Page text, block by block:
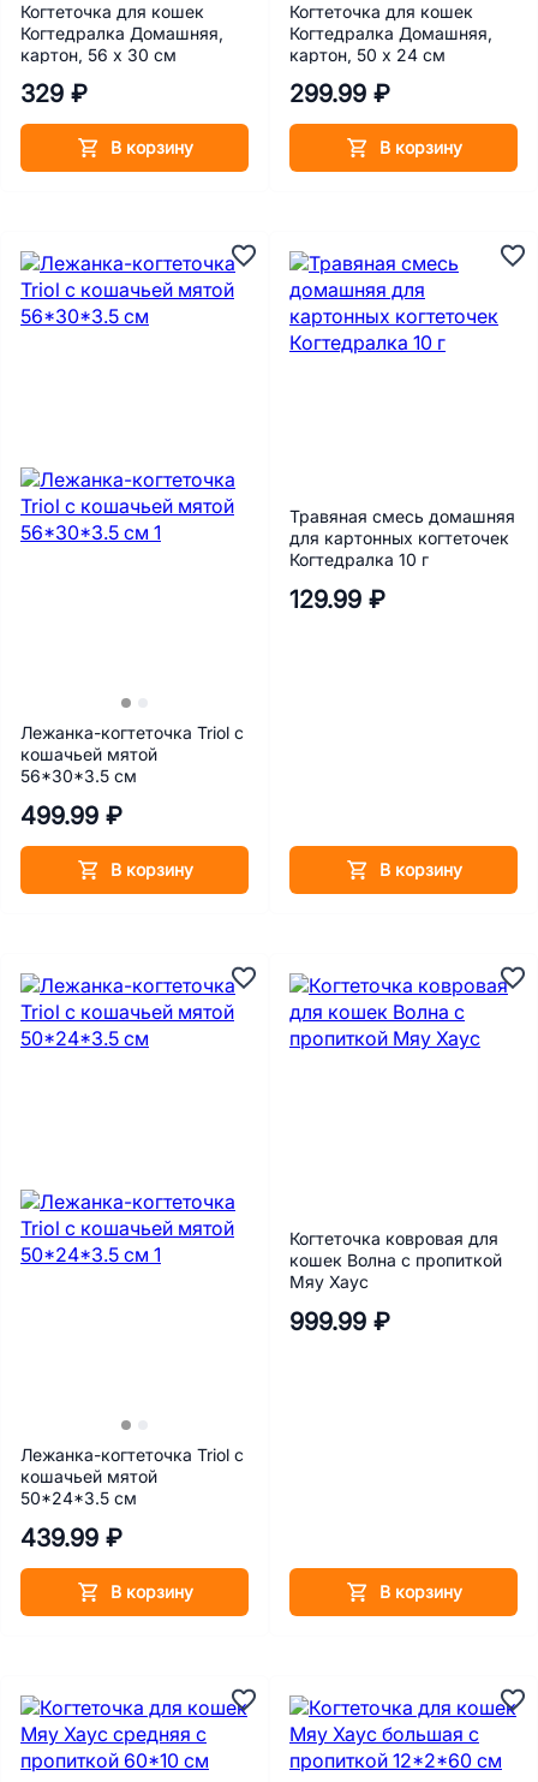
Когтеточка для кошек
Когтедралка Домашняя,
картон, 56 х 30 см
329 ₽
В корзину
Когтеточка для кошек
Когтедралка Домашняя,
картон, 50 х 24 см
299.99 ₽
В корзину
Лежанка-когтеточка Triol с
кошачьей мятой
56*30*3.5 см
499.99 ₽
В корзину
Травяная смесь домашняя
для картонных когтеточек
Когтедралка 10 г
129.99 ₽
В корзину
Лежанка-когтеточка Triol с
кошачьей мятой
50*24*3.5 см
439.99 ₽
В корзину
Когтеточка ковровая для
кошек Волна с пропиткой
Мяу Хаус
999.99 ₽
В корзину